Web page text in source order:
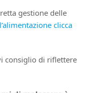
gestione delle
clicca
consiglio di riflettere